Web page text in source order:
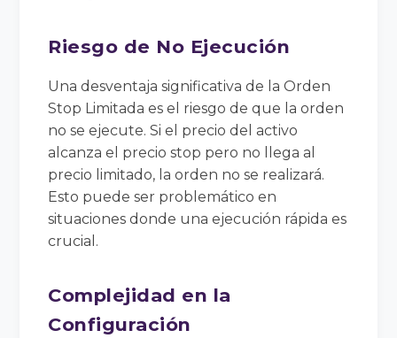
Riesgo de No Ejecución
Una desventaja significativa de la Orden
Stop Limitada es el riesgo de que la orden
no se ejecute. Si el precio del activo
alcanza el precio stop pero no llega al
precio limitado, la orden no se realizará.
Esto puede ser problemático en
situaciones donde una ejecución rápida es
crucial.
Complejidad en la
Configuración